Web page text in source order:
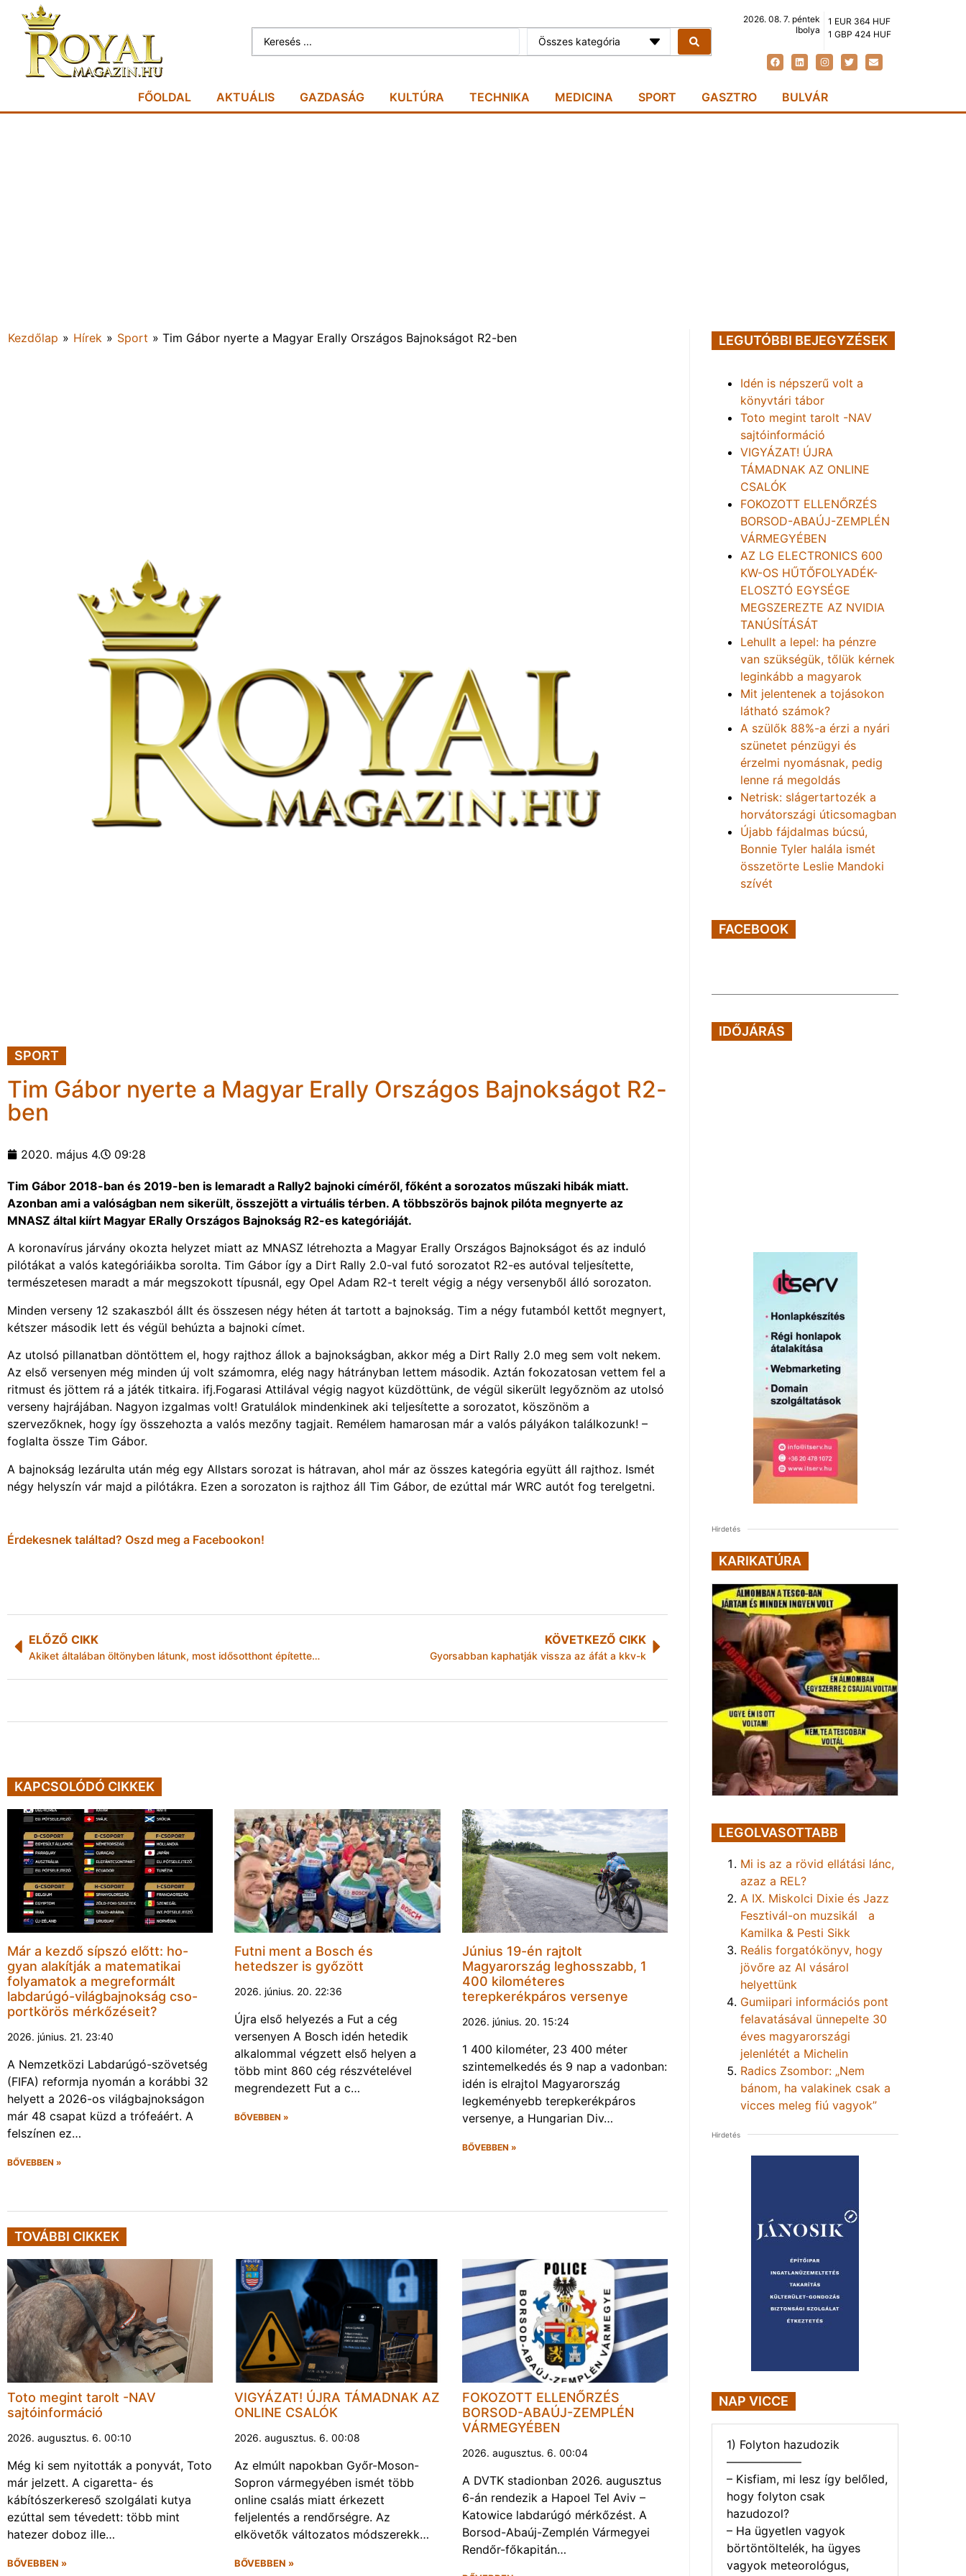
Összes kategória
2026. 08. 7. péntek
Ibolya
1 EUR 364 HUF
1 GBP 424 HUF
FŐOLDAL AKTUÁLIS GAZDASÁG KULTÚRA TECHNIKA MEDICINA SPORT GASZTRO BULVÁR
Kezdőlap » Hírek » Sport » Tim Gábor nyerte a Magyar Erally Országos Bajnokságot R2-ben
SPORT
Tim Gábor nyerte a Magyar Erally Országos Bajnokságot R2-
ben
2020. május 4. 09:28
Tim Gábor 2018-ban és 2019-ben is lemaradt a Rally2 bajnoki címéről, főként a sorozatos műszaki hibák miatt.
Azonban ami a valóságban nem sikerült, összejött a virtuális térben. A többszörös bajnok pilóta megnyerte az
MNASZ által kiírt Magyar ERally Országos Bajnokság R2-es kategóriáját.
A koronavírus járvány okozta helyzet miatt az MNASZ létrehozta a Magyar Erally Országos Bajnokságot és az induló
pilótákat a valós kategóriáikba sorolta. Tim Gábor így a Dirt Rally 2.0-val futó sorozatot R2-es autóval teljesítette,
természetesen maradt a már megszokott típusnál, egy Opel Adam R2-t terelt végig a négy versenyből álló sorozaton.
Minden verseny 12 szakaszból állt és összesen négy héten át tartott a bajnokság. Tim a négy futamból kettőt megnyert,
kétszer második lett és végül behúzta a bajnoki címet.
Az utolsó pillanatban döntöttem el, hogy rajthoz állok a bajnokságban, akkor még a Dirt Rally 2.0 meg sem volt nekem.
Az első versenyen még minden új volt számomra, elég nagy hátrányban lettem második. Aztán fokozatosan vettem fel a
ritmust és jöttem rá a játék titkaira. ifj.Fogarasi Attilával végig nagyot küzdöttünk, de végül sikerült legyőznöm az utolsó
verseny hajrájában. Nagyon izgalmas volt! Gratulálok mindenkinek aki teljesítette a sorozatot, köszönöm a
szervezőknek, hogy így összehozta a valós mezőny tagjait. Remélem hamarosan már a valós pályákon találkozunk! –
foglalta össze Tim Gábor.
A bajnokság lezárulta után még egy Allstars sorozat is hátravan, ahol már az összes kategória együtt áll rajthoz. Ismét
négy helyszín vár majd a pilótákra. Ezen a sorozaton is rajthoz áll Tim Gábor, de ezúttal már WRC autót fog terelgetni.
Érdekesnek találtad? Oszd meg a Facebookon!
ELŐZŐ CIKK
Akiket általában öltönyben látunk, most idősotthont építettek!
KÖVETKEZŐ CIKK
Gyorsabban kaphatják vissza az áfát a kkv-k
KAPCSOLÓDÓ CIKKEK
Már a kezdő sípszó előtt: ho-
gyan alakítják a matematikai
folyamatok a megreformált
labdarúgó-világbajnokság cso-
portkörös mérkőzéseit?
2026. június. 21. 23:40
A Nemzetközi Labdarúgó-szövetség
(FIFA) reformja nyomán a korábbi 32
helyett a 2026-os világbajnokságon
már 48 csapat küzd a trófeáért. A
felszínen ez…
BŐVEBBEN »
Futni ment a Bosch és
hetedszer is győzött
2026. június. 20. 22:36
Újra első helyezés a Fut a cég
versenyen A Bosch idén hetedik
alkalommal végzett első helyen a
több mint 860 cég részvételével
megrendezett Fut a c…
BŐVEBBEN »
Június 19-én rajtolt
Magyarország leghosszabb, 1
400 kilométeres
terepkerékpáros versenye
2026. június. 20. 15:24
1 400 kilométer, 23 400 méter
szintemelkedés és 9 nap a vadonban:
idén is elrajtol Magyarország
legkeményebb terepkerékpáros
versenye, a Hungarian Div…
BŐVEBBEN »
TOVÁBBI CIKKEK
Toto megint tarolt -NAV
sajtóinformáció
2026. augusztus. 6. 00:10
Még ki sem nyitották a ponyvát, Toto
már jelzett. A cigaretta- és
kábítószerkereső szolgálati kutya
ezúttal sem tévedett: több mint
hatezer doboz ille…
BŐVEBBEN »
VIGYÁZAT! ÚJRA TÁMADNAK AZ
ONLINE CSALÓK
2026. augusztus. 6. 00:08
Az elmúlt napokban Győr-Moson-
Sopron vármegyében ismét több
online csalás miatt érkezett
feljelentés a rendőrségre. Az
elkövetők változatos módszerekk…
BŐVEBBEN »
FOKOZOTT ELLENŐRZÉS
BORSOD-ABAÚJ-ZEMPLÉN
VÁRMEGYÉBEN
2026. augusztus. 6. 00:04
A DVTK stadionban 2026. augusztus
6-án rendezik a Hapoel Tel Aviv –
Katowice labdarúgó mérkőzést. A
Borsod-Abaúj-Zemplén Vármegyei
Rendőr-főkapitán…
LEGUTÓBBI BEJEGYZÉSEK
Idén is népszerű volt a
könyvtári tábor
Toto megint tarolt -NAV
sajtóinformáció
VIGYÁZAT! ÚJRA
TÁMADNAK AZ ONLINE
CSALÓK
FOKOZOTT ELLENŐRZÉS
BORSOD-ABAÚJ-ZEMPLÉN
VÁRMEGYÉBEN
AZ LG ELECTRONICS 600
KW-OS HŰTŐFOLYADÉK-
ELOSZTÓ EGYSÉGE
MEGSZEREZTE AZ NVIDIA
TANÚSÍTÁSÁT
Lehullt a lepel: ha pénzre
van szükségük, tőlük kérnek
leginkább a magyarok
Mit jelentenek a tojásokon
látható számok?
A szülők 88%-a érzi a nyári
szünetet pénzügyi és
érzelmi nyomásnak, pedig
lenne rá megoldás
Netrisk: slágertartozék a
horvátországi úticsomagban
Újabb fájdalmas búcsú,
Bonnie Tyler halála ismét
összetörte Leslie Mandoki
szívét
FACEBOOK
IDŐJÁRÁS
Hirdetés
KARIKATÚRA
LEGOLVASOTTABB
Mi is az a rövid ellátási lánc,
azaz a REL?
A IX. Miskolci Dixie és Jazz
Fesztivál-on muzsikál a
Kamilka & Pesti Sikk
Reális forgatókönyv, hogy
jövőre az AI vásárol
helyettünk
Gumiipari információs pont
felavatásával ünnepelte 30
éves magyarországi
jelenlétét a Michelin
Radics Zsombor: „Nem
bánom, ha valakinek csak a
vicces meleg fiú vagyok”
Hirdetés
NAP VICCE
1) Folyton hazudozik
——————–
– Kisfiam, mi lesz így belőled,
hogy folyton csak
hazudozol?
– Ha ügyetlen vagyok
börtöntöltelék, ha ügyes
vagyok meteorológus,